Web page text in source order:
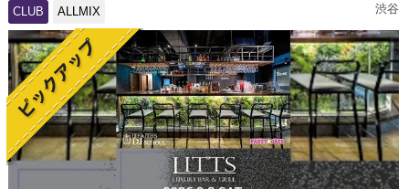
CLUB ALLMIX 渋谷